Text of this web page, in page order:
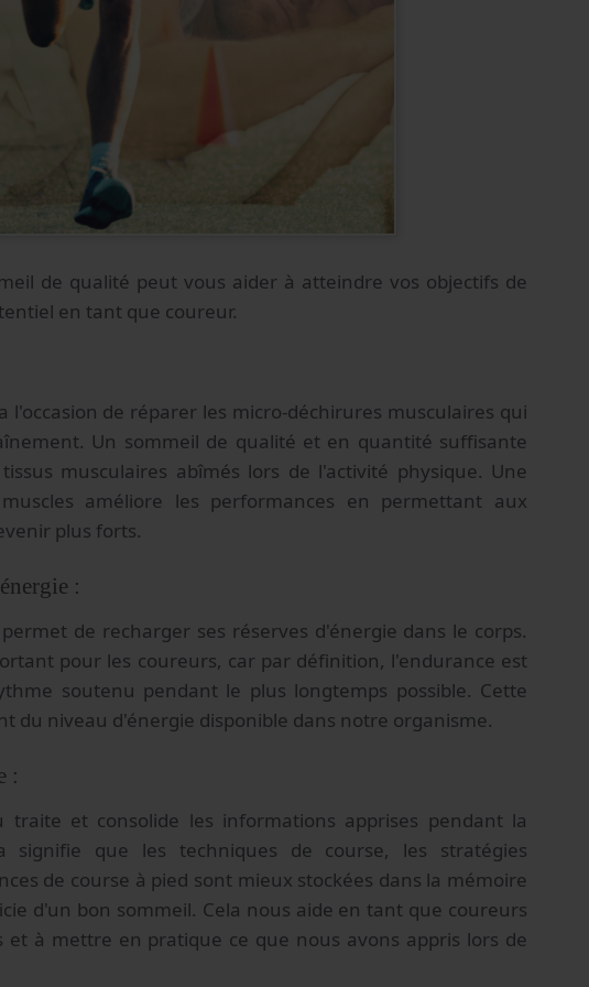
de qualité peut vous aider à atteindre vos objectifs de
en tant que coureur.
l'occasion de réparer les micro-déchirures musculaires qui
Un sommeil de qualité et en quantité suffisante
musculaires abîmés lors de l'activité physique. Une
améliore les performances en permettant aux
plus forts.
:
de recharger ses réserves d'énergie dans le corps.
pour les coureurs, car par définition, l'endurance est
soutenu pendant le plus longtemps possible. Cette
du niveau d'énergie disponible dans notre organisme.
:
traite et consolide les informations apprises pendant la
signifie que les techniques de course, les stratégies
de course à pied sont mieux stockées dans la mémoire
d'un bon sommeil. Cela nous aide en tant que coureurs
et à mettre en pratique ce que nous avons appris lors de